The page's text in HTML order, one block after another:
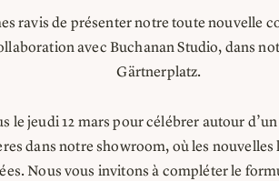
ravis de présenter notre toute nouvelle
avec Buchanan Studio, dans
Gärtnerplatz.
le jeudi 12 mars pour célébrer autour
dans notre showroom, où les
Nous vous invitons à compléter le